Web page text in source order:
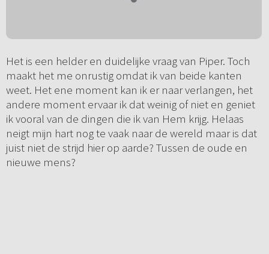
Het is een helder en duidelijke vraag van Piper. Toch
maakt het me onrustig omdat ik van beide kanten
weet. Het ene moment kan ik er naar verlangen, het
andere moment ervaar ik dat weinig of niet en geniet
ik vooral van de dingen die ik van Hem krijg. Helaas
neigt mijn hart nog te vaak naar de wereld maar is dat
juist niet de strijd hier op aarde? Tussen de oude en
nieuwe mens?